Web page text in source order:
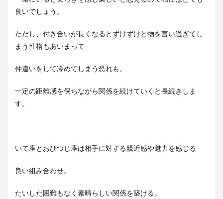
良いでしょう。
ただし、付き合いが長くなるとずけずけと物を言い過ぎてし
まう性格もあいまって
仲違いをして冷めてしまう恐れも。
一定の距離感を保ちながら関係を続けていくと長続きしま
す。
いて座とおひつじ座は相手に対する親近感や魅力を感じる
良い組み合わせ。
たいした困難もなく素晴らしい関係を築ける。